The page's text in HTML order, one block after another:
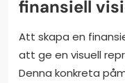
finansiell
Att skapa en
att ge en visuell
Denna konkreta